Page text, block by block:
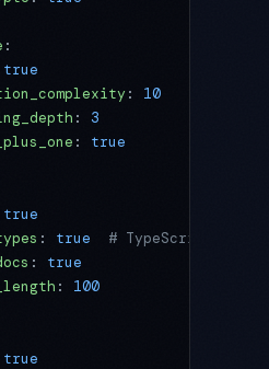
:
true
: 10
: 3
: true
true
: true
  # TypeScript
: true
: 100
true